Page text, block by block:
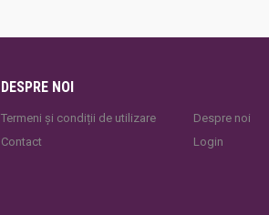
DESPRE NOI
Termeni și condiții de utilizare
Contact
Despre noi
Login